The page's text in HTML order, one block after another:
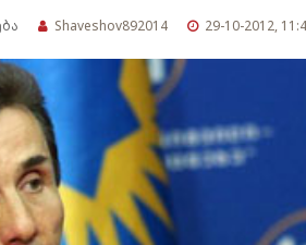
Shaveshov892014 29-10-2012,